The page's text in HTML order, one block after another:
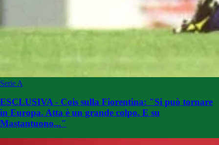
Serie A
ESCLUSIVA - Cois sulla Fiorentina: "Si può tornare
in Europa. Atta è un grande colpo. E su
Mastantuono..."